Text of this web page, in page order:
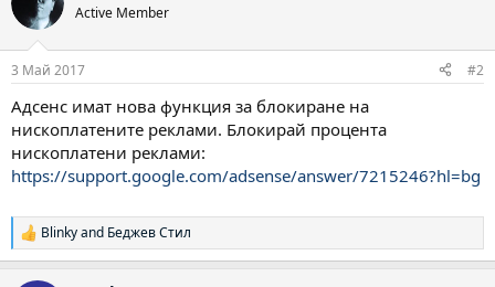
Active Member
3 Май 2017 #2
Адсенс имат нова функция за блокиране на
нископлатените реклами. Блокирай процента
нископлатени реклами:
https://support.google.com/adsense/answer/7215246?hl=bg
Р
е
Blinkyand Беджев Стил